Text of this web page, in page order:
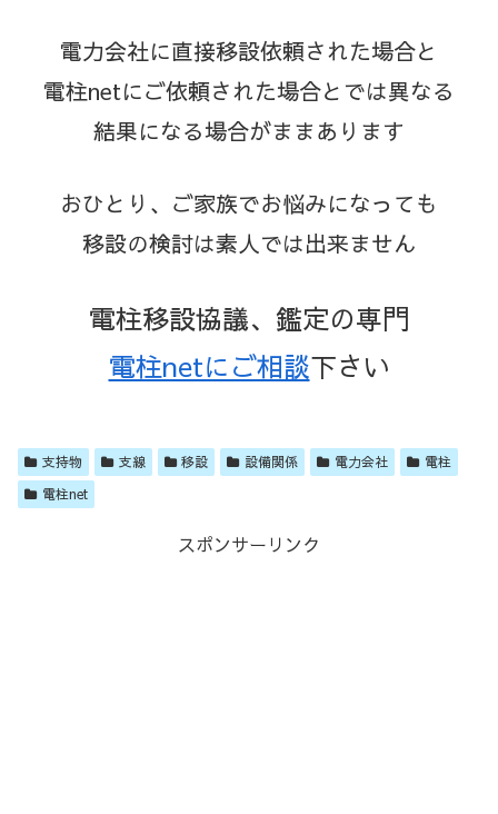
電力会社に直接移設依頼された場合と
電柱netにご依頼された場合とでは異なる
結果になる場合がままあります
おひとり、ご家族でお悩みになっても
移設の検討は素人では出来ません
電柱移設協議、鑑定の専門
電柱netにご相談下さい
支持物 支線 移設 設備関係 電力会社
電柱
電柱net
スポンサーリンク